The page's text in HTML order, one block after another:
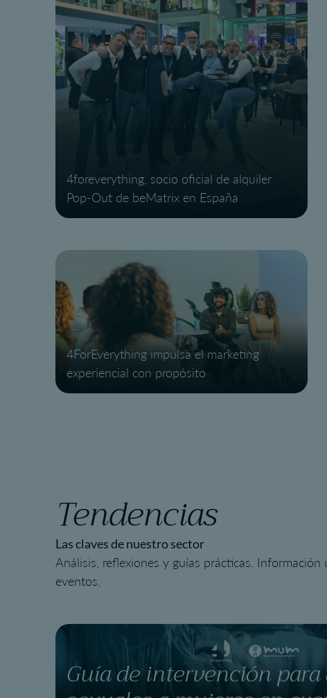
4foreverything, socio oficial de alquiler
Pop-Out de beMatrix en España
4ForEverything impulsa el marketing
experiencial con propósito
Tendencias
Las claves de nuestro sector
Análisis, reflexiones y guías prácticas.
eventos.
Guía de intervención